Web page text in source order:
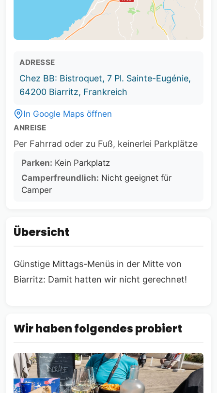
ADRESSE
Chez BB: Bistroquet, 7 Pl. Sainte-Eugénie,
64200 Biarritz, Frankreich
In Google Maps öffnen
ANREISE
Per Fahrrad oder zu Fuß, keinerlei Parkplätze
Parken: Kein Parkplatz
Camperfreundlich: Nicht geeignet für
Camper
Übersicht
Günstige Mittags-Menüs in der Mitte von
Biarritz: Damit hatten wir nicht gerechnet!
Wir haben folgendes probiert